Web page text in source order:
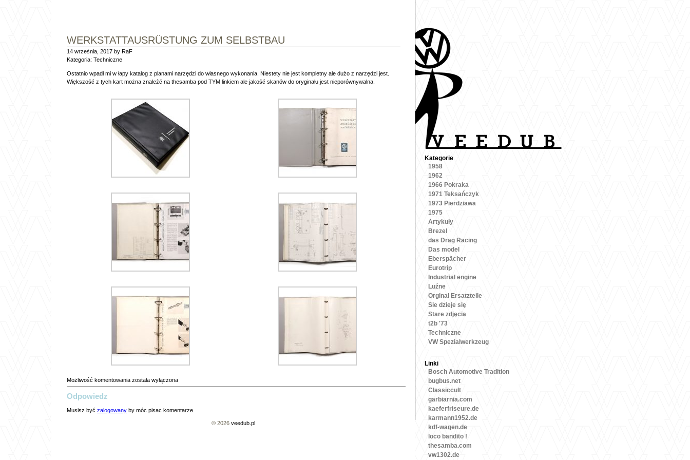
WERKSTATTAUSRÜSTUNG ZUM SELBSTBAU
14 września, 2017 by RaF
Kategoria: Techniczne
Ostatnio wpadł mi w łapy katalog z planami narzędzi do własnego wykonania. Niestety nie jest kompletny ale dużo z narzędzi jest.
Większość z tych kart można znaleźć na thesamba pod TYM linkiem ale jakość skanów do oryginału jest nieporównywalna.
Możliwość komentowania Werkstattausrüstung
zum
została wyłączona
Odpowiedz
Musisz być zalogowany by móc pisac komentarze.
© 2026 veedub.pl
Kategorie
1958
1962
1966 Pokraka
1971 Teksańczyk
1973 Pierdziawa
1975
Artykuły
Brezel
das Drag Racing
Das model
Eberspächer
Eurotrip
Industrial engine
Luźne
Orginal Ersatzteile
Sie dzieje się
Stare zdjęcia
t2b '73
Techniczne
VW Spezialwerkzeug
Linki
Bosch Automotive Tradition
bugbus.net
Classiccult
garbiarnia.com
kaeferfriseure.de
karmann1952.de
kdf-wagen.de
loco bandito !
thesamba.com
vw1302.de